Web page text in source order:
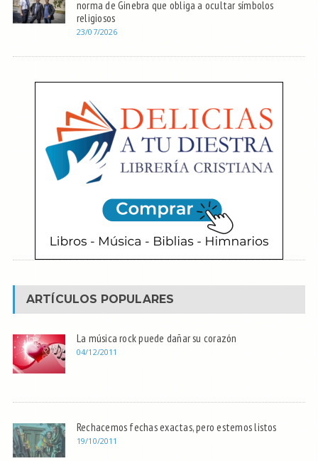
norma de Ginebra que obliga a ocultar símbolos
religiosos
23/07/2026
ARTÍCULOS POPULARES
La música rock puede dañar su corazón
04/12/2011
Rechacemos fechas exactas, pero estemos listos
19/10/2011